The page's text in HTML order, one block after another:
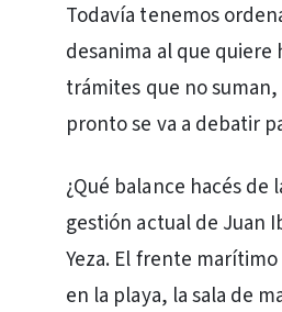
Todavía tenemos
desanima al que
trámites que no
pronto se va a debatir
¿Qué balance hacés
gestión actual de Juan
Yeza. El frente
en la playa, la sala de